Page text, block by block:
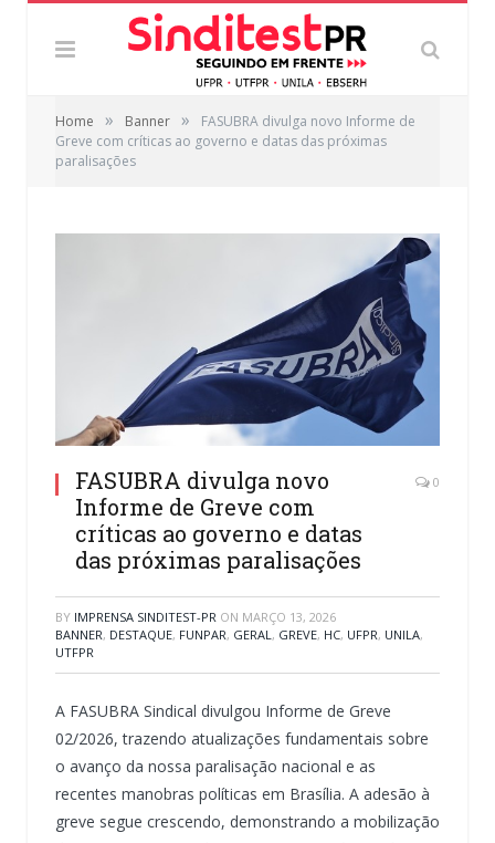
Home » Banner »
FASUBRA divulga novo Informe de
Greve com críticas ao governo e datas das próximas
paralisações
FASUBRA divulga novo
Informe de Greve com
críticas ao governo e datas
das próximas paralisações
0
BY IMPRENSA SINDITEST-PR ON MARÇO 13, 2026
BANNER, DESTAQUE, FUNPAR, GERAL, GREVE, HC, UFPR, UNILA,
UTFPR
A FASUBRA Sindical divulgou Informe de Greve
02/2026, trazendo atualizações fundamentais sobre
o avanço da nossa paralisação nacional e as
recentes manobras políticas em Brasília. A adesão à
greve segue crescendo, demonstrando a mobilização